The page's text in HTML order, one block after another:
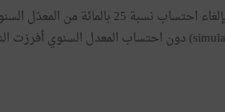
ويشار إلى أنّه تمّ بداية من هذه الدورة تطبيق القرار القاضي بإلغاء